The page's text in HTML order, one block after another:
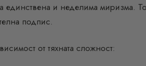
и неделима миризма.
подпис.
от тяхната сложност: